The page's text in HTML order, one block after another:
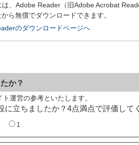
、Adobe Reader（旧Adobe Acrobat
ら無償でダウンロードできます。
のダウンロードページへ
か？
運営の参考といたします。
に立ちましたか？4点満点で評価して
1